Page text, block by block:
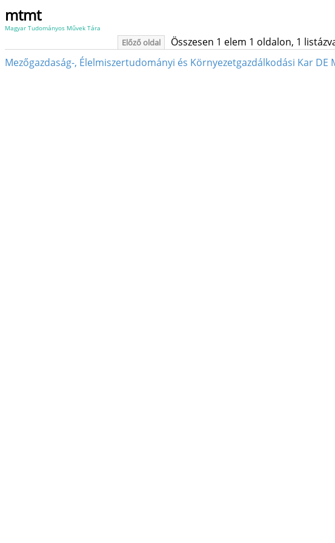
mtmt
Magyar Tudományos Művek Tára
Előző oldal Összesen 1 elem 1 oldalon, 1
Mezőgazdaság-, Élelmiszertudományi és Környezetgazdálkodási Kar DE